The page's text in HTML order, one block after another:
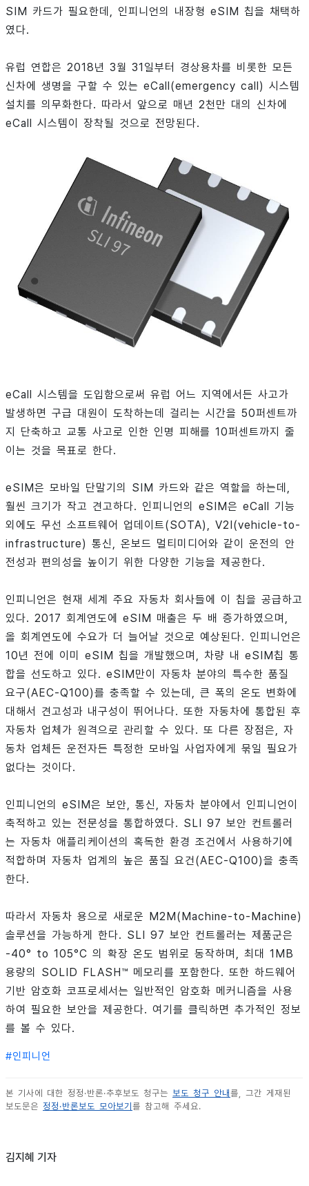
SIM 카드가 필요한데, 인피니언의 내장형 eSIM 칩을 채택하
였다.
유럽 연합은 2018년 3월 31일부터 경상용차를 비롯한 모든
신차에 생명을 구할 수 있는 eCall(emergency call) 시스템
설치를 의무화한다. 따라서 앞으로 매년 2천만 대의 신차에
eCall 시스템이 장착될 것으로 전망된다.
eCall 시스템을 도입함으로써 유럽 어느 지역에서든 사고가
발생하면 구급 대원이 도착하는데 걸리는 시간을 50퍼센트까
지 단축하고 교통 사고로 인한 인명 피해를 10퍼센트까지 줄
이는 것을 목표로 한다.
eSIM은 모바일 단말기의 SIM 카드와 같은 역할을 하는데,
훨씬 크기가 작고 견고하다. 인피니언의 eSIM은 eCall 기능
외에도 무선 소프트웨어 업데이트(SOTA), V2I(vehicle-to-
infrastructure) 통신, 온보드 멀티미디어와 같이 운전의 안
전성과 편의성을 높이기 위한 다양한 기능을 제공한다.
인피니언은 현재 세계 주요 자동차 회사들에 이 칩을 공급하고
있다. 2017 회계연도에 eSIM 매출은 두 배 증가하였으며,
올 회계연도에 수요가 더 늘어날 것으로 예상된다. 인피니언은
10년 전에 이미 eSIM 칩을 개발했으며, 차량 내 eSIM칩 통
합을 선도하고 있다. eSIM만이 자동차 분야의 특수한 품질
요구(AEC-Q100)를 충족할 수 있는데, 큰 폭의 온도 변화에
대해서 견고성과 내구성이 뛰어나다. 또한 자동차에 통합된 후
자동차 업체가 원격으로 관리할 수 있다. 또 다른 장점은, 자
동차 업체든 운전자든 특정한 모바일 사업자에게 묶일 필요가
없다는 것이다.
인피니언의 eSIM은 보안, 통신, 자동차 분야에서 인피니언이
축적하고 있는 전문성을 통합하였다. SLI 97 보안 컨트롤러
는 자동차 애플리케이션의 혹독한 환경 조건에서 사용하기에
적합하며 자동차 업계의 높은 품질 요건(AEC-Q100)을 충족
한다.
따라서 자동차 용으로 새로운 M2M(Machine-to-Machine)
솔루션을 가능하게 한다. SLI 97 보안 컨트롤러는 제품군은
-40° to 105°C 의 확장 온도 범위로 동작하며, 최대 1MB
용량의 SOLID FLASH™ 메모리를 포함한다. 또한 하드웨어
기반 암호화 코프로세서는 일반적인 암호화 메커니즘을 사용
하여 필요한 보안을 제공한다. 여기를 클릭하면 추가적인 정보
를 볼 수 있다.
#인피니언
본 기사에 대한 정정·반론·추후보도 청구는 보도 청구 안내 를, 그간 게재된
보도문은 정정·반론보도 모아보기 를 참고해 주세요.
김지혜 기자